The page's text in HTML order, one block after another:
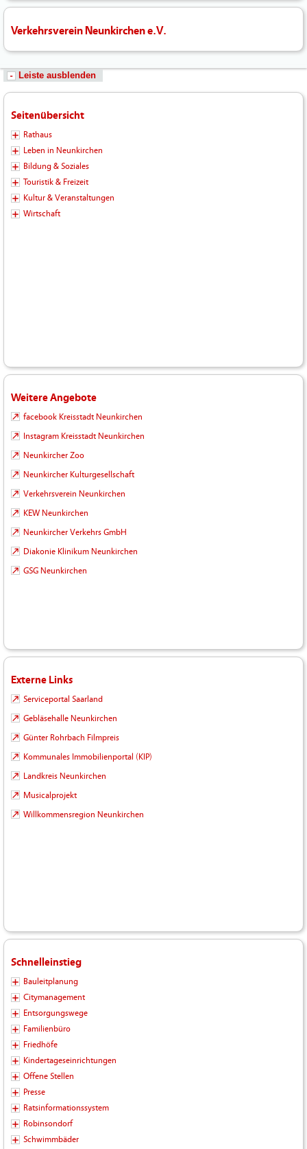
Verkehrsverein Neunkirchen e.V.
Leiste ausblenden
Seitenübersicht
Rathaus
Leben in Neunkirchen
Bildung & Soziales
Touristik & Freizeit
Kultur & Veranstaltungen
Wirtschaft
Weitere Angebote
facebook Kreisstadt Neunkirchen
Instagram Kreisstadt Neunkirchen
Neunkircher Zoo
Neunkircher Kulturgesellschaft
Verkehrsverein Neunkirchen
KEW Neunkirchen
Neunkircher Verkehrs GmbH
Diakonie Klinikum Neunkirchen
GSG Neunkirchen
Externe Links
Serviceportal Saarland
Gebläsehalle Neunkirchen
Günter Rohrbach Filmpreis
Kommunales Immobilienportal (KIP)
Landkreis Neunkirchen
Musicalprojekt
Willkommensregion Neunkirchen
Schnelleinstieg
Bauleitplanung
Citymanagement
Entsorgungswege
Familienbüro
Friedhöfe
Kindertageseinrichtungen
Offene Stellen
Presse
Ratsinformationssystem
Robinsondorf
Schwimmbäder